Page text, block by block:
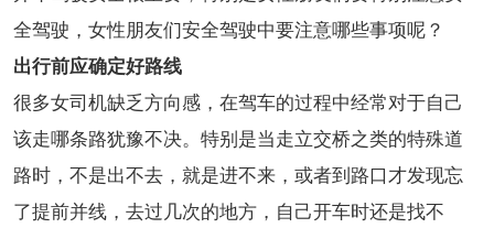
全驾驶，女性朋友们安全驾驶中要注意哪些事项呢？
出行前应确定好路线
很多女司机缺乏方向感，在驾车的过程中经常对于自己
该走哪条路犹豫不决。特别是当走立交桥之类的特殊道
路时，不是出不去，就是进不来，或者到路口才发现忘
了提前并线，去过几次的地方，自己开车时还是找不